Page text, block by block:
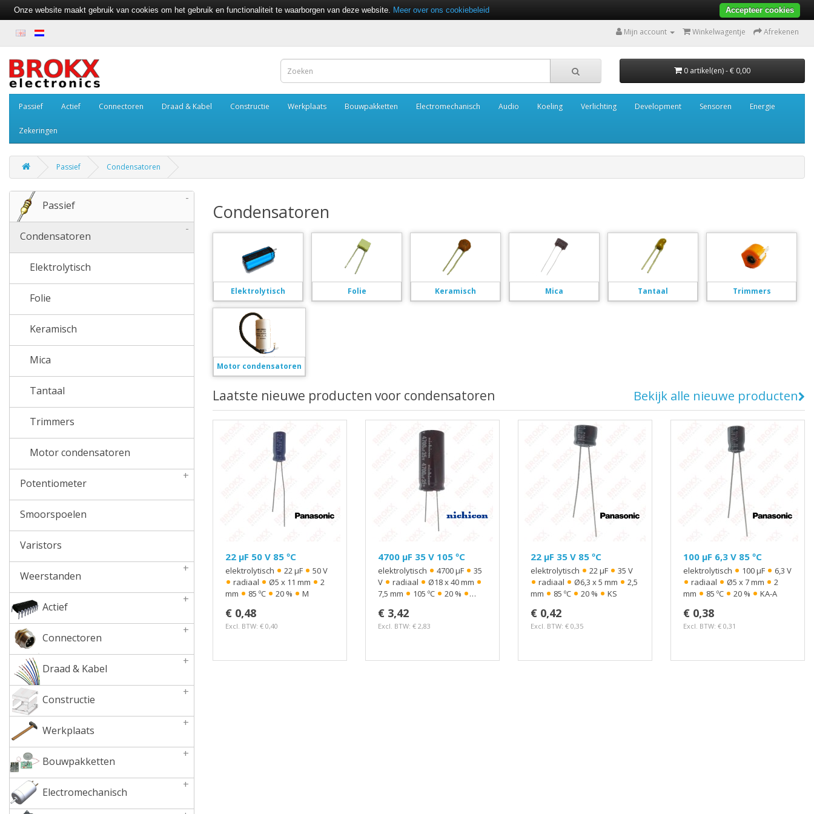
Mijn account Winkelwagentje Afrekenen
0 artikel(en) - € 0,00
Passief Actief Connectoren Draad & Kabel Constructie Werkplaats Bouwpakketten Electromechanisch Audio Koeling Verlichting Development Sensoren Energie
Zekeringen
Passief Condensatoren
Passief
-
Condensatoren
-
Elektrolytisch
Folie
Keramisch
Mica
Tantaal
Trimmers
Motor condensatoren
Potentiometer
+
Smoorspoelen
Varistors
Weerstanden
+
Actief
+
Connectoren
+
Draad & Kabel
+
Constructie
+
Werkplaats
+
Bouwpakketten
+
Electromechanisch
+
Condensatoren
Elektrolytisch Folie Keramisch Mica Tantaal Trimmers
Motor condensatoren
Laatste nieuwe producten voor condensatoren Bekijk alle nieuwe producten
22 µF 50 V 85 ºC
elektrolytisch • 22 µF • 50 V
• radiaal • Ø5 x 11 mm • 2
mm • 85 ºC • 20 % • M
€ 0,48
Excl. BTW: € 0,40
4700 µF 35 V 105 ºC
elektrolytisch • 4700 µF • 35
V • radiaal • Ø18 x 40 mm •
7,5 mm • 105 ºC • 20 % •
impedantie
€ 3,42
Excl. BTW: € 2,83
22 µF 35 V 85 ºC
elektrolytisch • 22 µF • 35 V
• radiaal • Ø6,3 x 5 mm • 2,5
mm • 85 ºC • 20 % • KS
€ 0,42
Excl. BTW: € 0,35
100 µF 6,3 V 85 ºC
elektrolytisch • 100 µF • 6,3 V
• radiaal • Ø5 x 7 mm • 2
mm • 85 ºC • 20 % • KA-A
€ 0,38
Excl. BTW: € 0,31
Onze website maakt gebruik van cookies om het gebruik en functionaliteit te waarborgen van deze website. Meer over ons cookiebeleid Accepteer cookies